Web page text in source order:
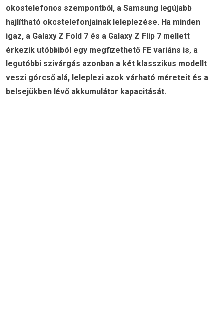
okostelefonos szempontból, a Samsung legújabb
hajlítható okostelefonjainak leleplezése. Ha minden
igaz, a Galaxy Z Fold 7 és a Galaxy Z Flip 7 mellett
érkezik utóbbiból egy megfizethető FE variáns is, a
legutóbbi szivárgás azonban a két klasszikus modellt
veszi górcső alá, leleplezi azok várható méreteit és a
belsejükben lévő akkumulátor kapacitását.